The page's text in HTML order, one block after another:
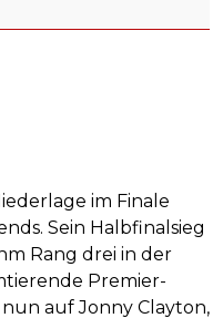
im Finale
Sein Halbfinalsieg
Rang drei in der
Premier-
auf Jonny Clayton,